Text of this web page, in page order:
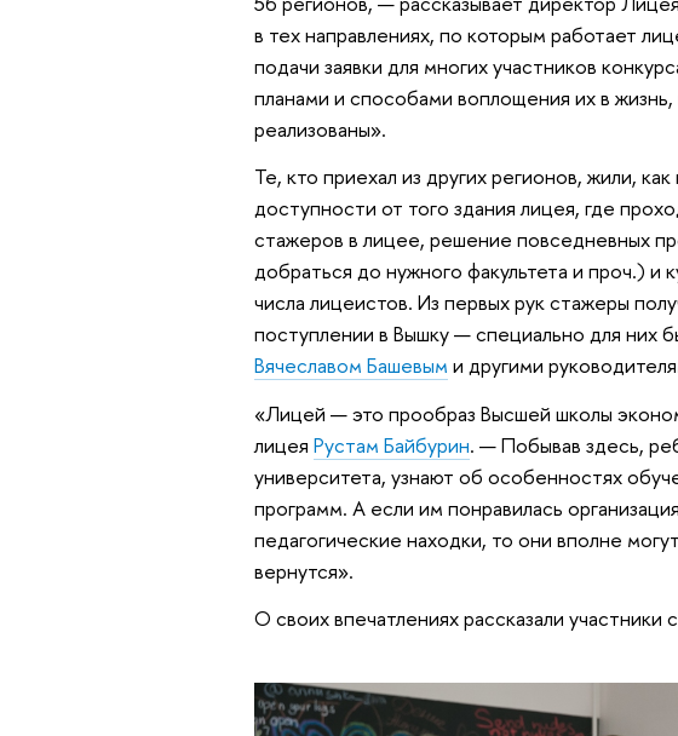
в тех направлениях, по которым работает
подачи заявки для многих участников
планами и способами воплощения их в
реализованы».
Те, кто приехал из других регионов, жили,
доступности от того здания лицея, где
стажеров в лицее, решение повседневных
добраться до нужного факультета и проч.) и
числа лицеистов. Из первых рук стажеры
поступлении в Вышку — специально для них
Вячеславом Башевым и другими
«Лицей — это прообраз Высшей школы
лицея Рустам Байбурин. — Побывав здесь,
университета, узнают об особенностях
программ. А если им понравилась
педагогические находки, то они вполне
вернутся».
О своих впечатлениях рассказали участники